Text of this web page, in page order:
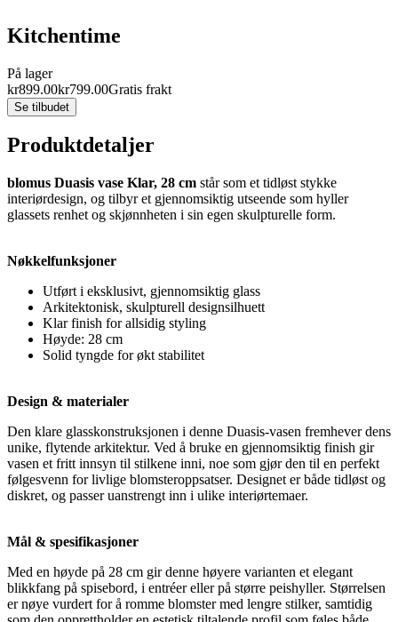
Kitchentime
På lager
kr899.00kr799.00Gratis frakt
Se tilbudet
Produktdetaljer
blomus Duasis vase Klar, 28 cm står som et tidløst stykke
interiørdesign, og tilbyr et gjennomsiktig utseende som hyller
glassets renhet og skjønnheten i sin egen skulpturelle form.
Nøkkelfunksjoner
Utført i eksklusivt, gjennomsiktig glass
Arkitektonisk, skulpturell designsilhuett
Klar finish for allsidig styling
Høyde: 28 cm
Solid tyngde for økt stabilitet
Design & materialer
Den klare glasskonstruksjonen i denne Duasis-vasen fremhever dens
unike, flytende arkitektur. Ved å bruke en gjennomsiktig finish gir
vasen et fritt innsyn til stilkene inni, noe som gjør den til en perfekt
følgesvenn for livlige blomsteroppsatser. Designet er både tidløst og
diskret, og passer uanstrengt inn i ulike interiørtemaer.
Mål & spesifikasjoner
Med en høyde på 28 cm gir denne høyere varianten et elegant
blikkfang på spisebord, i entréer eller på større peishyller. Størrelsen
er nøye vurdert for å romme blomster med lengre stilker, samtidig